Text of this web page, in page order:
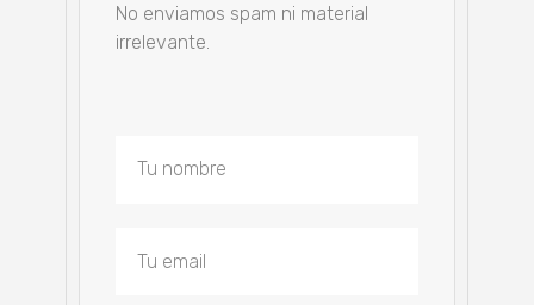
No enviamos spam ni material
irrelevante.